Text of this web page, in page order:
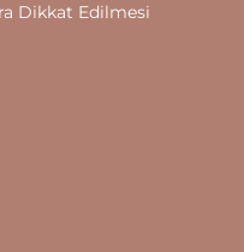
Dikkat Edilmesi